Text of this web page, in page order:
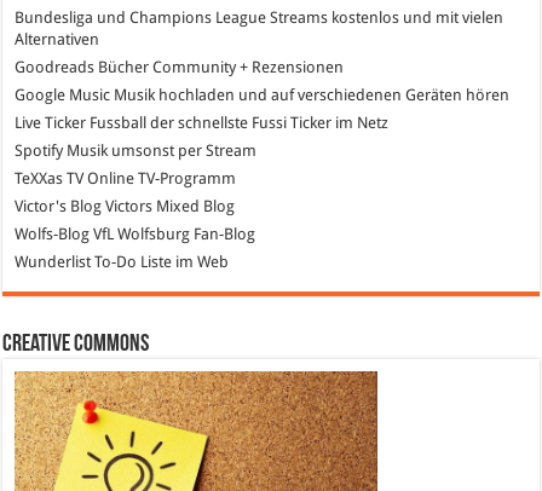
Bundesliga und Champions League Streams kostenlos und mit vielen
Alternativen
Goodreads Bücher Community + Rezensionen
Google Music Musik hochladen und auf verschiedenen Geräten hören
Live Ticker Fussball der schnellste Fussi Ticker im Netz
SpotifyMusik umsonst per Stream
TeXXas TVOnline TV-Programm
Victor's Blog Victors Mixed Blog
Wolfs-Blog VfL Wolfsburg Fan-Blog
Wunderlist To-Do Liste im Web
Creative Commons